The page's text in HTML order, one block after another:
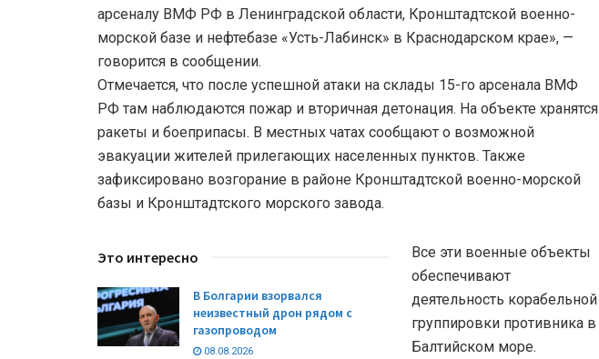
арсеналу ВМФ РФ в Ленинградской области, Кронштадтской военно-
морской базе и нефтебазе «Усть-Лабинск» в Краснодарском крае», —
говорится в сообщении.
Отмечается, что после успешной атаки на склады 15-го арсенала ВМФ
РФ там наблюдаются пожар и вторичная детонация. На объекте хранятся
ракеты и боеприпасы. В местных чатах сообщают о возможной
эвакуации жителей прилегающих населенных пунктов. Также
зафиксировано возгорание в районе Кронштадтской военно-морской
базы и Кронштадтского морского завода.
Это интересно
В Болгарии взорвался
неизвестный дрон рядом с
газопроводом
08.08.2026
Все эти военные объекты
обеспечивают
деятельность корабельной
группировки противника в
Балтийском море.